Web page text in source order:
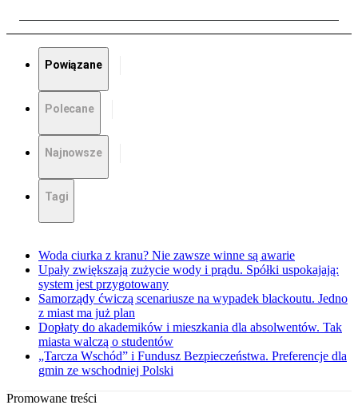
Powiązane
Polecane
Najnowsze
Tagi
Woda ciurka z kranu? Nie zawsze winne są awarie
Upały zwiększają zużycie wody i prądu. Spółki uspokajają:
system jest przygotowany
Samorządy ćwiczą scenariusze na wypadek blackoutu. Jedno
z miast ma już plan
Dopłaty do akademików i mieszkania dla absolwentów. Tak
miasta walczą o studentów
„Tarcza Wschód” i Fundusz Bezpieczeństwa. Preferencje dla
gmin ze wschodniej Polski
Promowane treści